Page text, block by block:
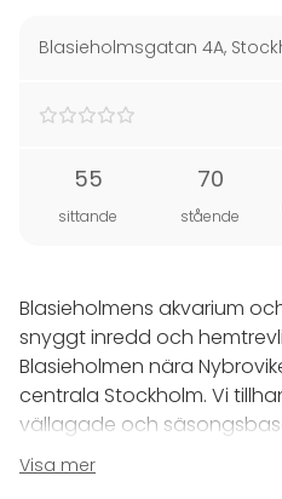
Blasieholmsgatan 4A,
55
sittande
70
stående
Blasieholmens akvarium
snyggt inredd och
Blasieholmen nära
centrala Stockholm. Vi
vällagade och
prisbelönta kockar är
fokuserar mycket på grillad
Visa mer